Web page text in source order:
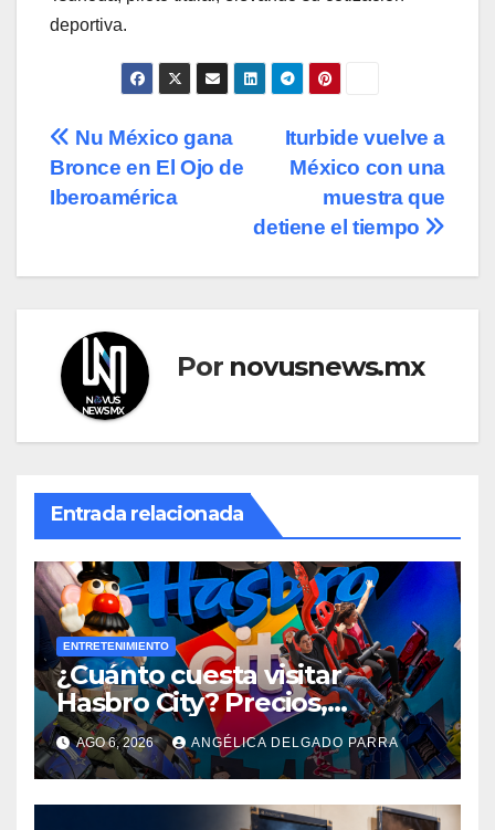
deportiva.
Navegación
de
Iturbide vuelve a
México con una
muestra que
detiene el tiempo
Nu México gana
Bronce en El Ojo de
Iberoamérica
Por novusnews.mx
Entrada relacionada
ENTRETENIMIENTO
¿Cuánto cuesta visitar
Hasbro City? Precios,
atracciones y actividades de
Summer Fest
AGO 6, 2026 ANGÉLICA DELGADO PARRA